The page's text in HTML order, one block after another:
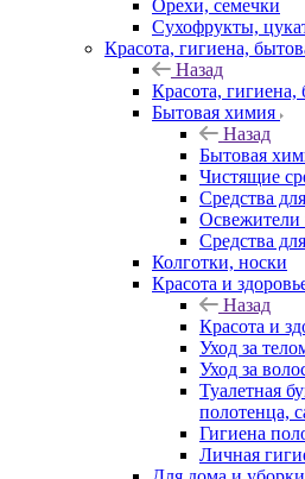
Орехи, семечки
Сухофрукты,
Красота, гигиена,
Назад
Красота,
Бытовая химия
Назад
Бытовая
Чистящие
Средства
Освежители
Средства
Колготки, носки
Красота и
Назад
Красота и
Уход за
Уход за
Туалетная
полотенца,
Гигиена
Личная